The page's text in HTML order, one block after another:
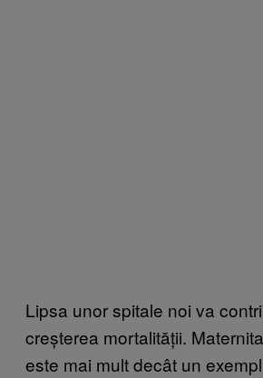
Lipsa unor spitale noi va
creșterea mortalității.
este mai mult decât un